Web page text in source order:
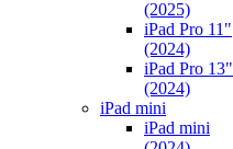
(2025)
iPad Pro 11"
(2024)
iPad Pro 13"
(2024)
iPad mini
iPad mini